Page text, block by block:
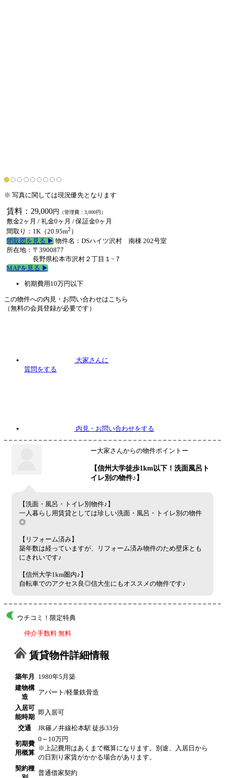
※ 写真に関しては現況優先となります
賃料：29,000円 （管理費：3,000円）
敷金2ヶ月 / 礼金0ヶ月 /保証金0ヶ月
間取り：1K（20.95m2 ）
間取図を見る ▶︎ 物件名：DSハイツ沢村 南棟 202号室
所在地：〒3900877
長野県松本市沢村２丁目１−７
MAPを見る ▶︎
初期費用10万円以下
この物件への内見・お問い合わせはこちら
（無料の会員登録が必要です）
大家さんに
質問をする
内見 ・お問い合わせをする
ー大家さんからの物件ポイントー
【信州大学徒歩1km以下！洗面風呂ト
イレ別の物件♪】
【洗面・風呂・トイレ別物件♪】
一人暮らし用賃貸としては珍しい洗面・風呂・トイレ別の物件
◎
【リフォーム済み】
築年数は経っていますが、リフォーム済み物件のため壁床とも
にきれいです♪
【信州大学1km圏内♪】
自転車でのアクセス良◎信大生にもオススメの物件です♪
ウチコミ！限定特典
仲介手数料 無料
賃貸物件詳細情報
築年月
1980年5月築
建物構
造
アパート/軽量鉄骨造
入居可
能時期
即入居可
交通 JR篠ノ井線松本駅 徒歩33分
初期費
用概算
0～10万円
※上記費用はあくまで概算になります。別途、入居日から
の日割り家賃がかかる場合があります。
契約種
普通借家契約